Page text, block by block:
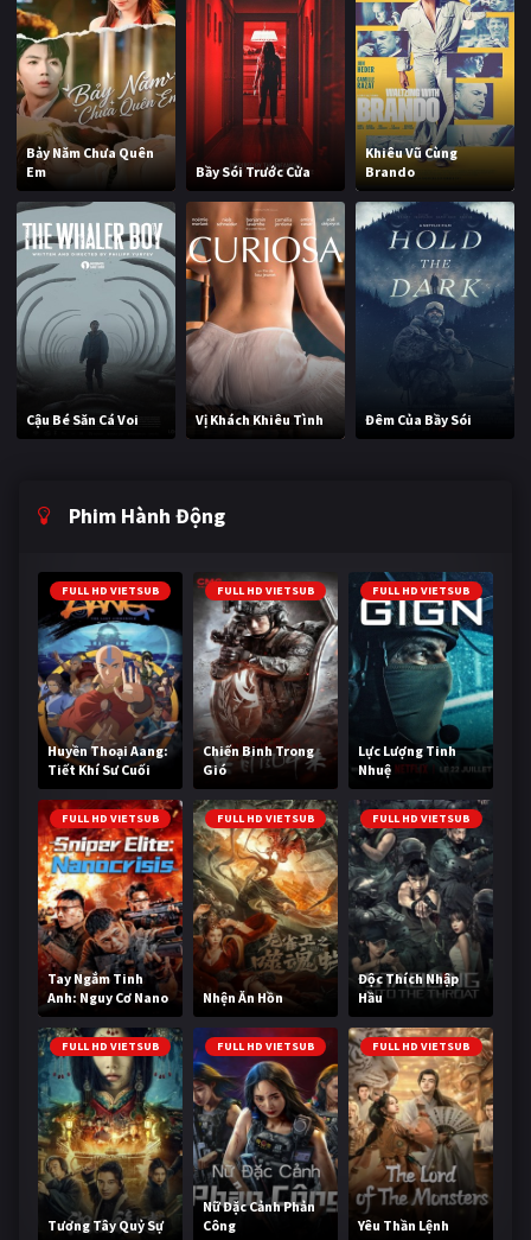
Bảy Năm Chưa Quên
Em
Bầy Sói Trước Cửa
Khiêu Vũ Cùng
Brando
Cậu Bé Săn Cá Voi Vị Khách Khiêu Tình Đêm Của Bầy Sói
Phim Hành Động
FULL HD VIETSUB
Huyền Thoại Aang:
Tiết Khí Sư Cuối
Cùng
FULL HD VIETSUB
Chiến Binh Trong
Gió
FULL HD VIETSUB
Lực Lượng Tinh
Nhuệ
FULL HD VIETSUB
Tay Ngắm Tinh
Anh: Nguy Cơ Nano
FULL HD VIETSUB
Nhện Ăn Hồn
FULL HD VIETSUB
Độc Thích Nhập
Hầu
FULL HD VIETSUB
Tương Tây Quỷ Sự
FULL HD VIETSUB
Nữ Đặc Cảnh Phản
Công
FULL HD VIETSUB
Yêu Thần Lệnh